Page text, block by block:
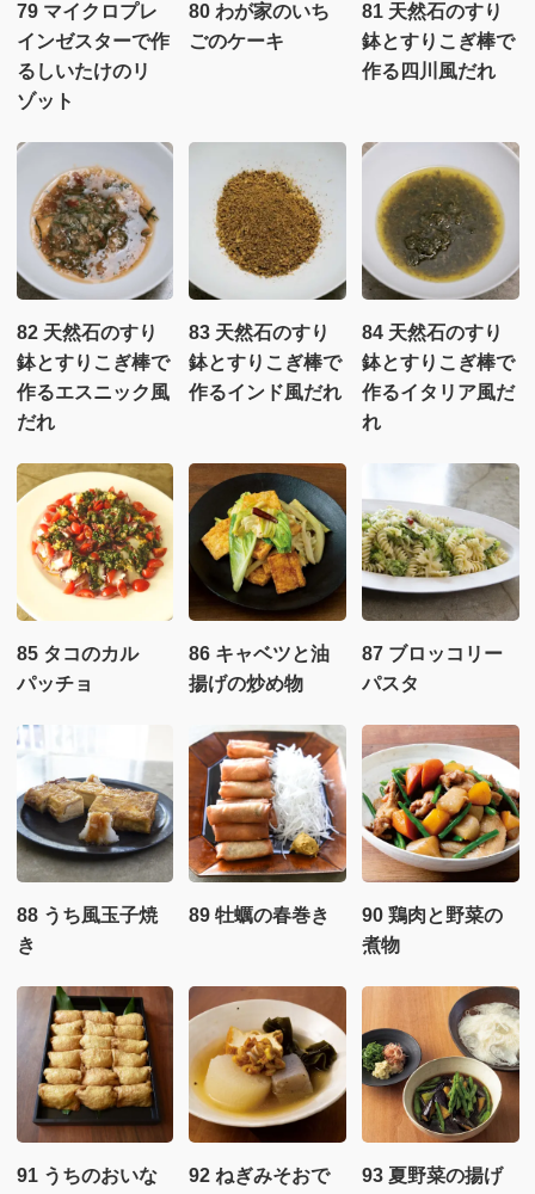
79 マイクロプレ
インゼスターで作
るしいたけのリ
ゾット
80 わが家のいち
ごのケーキ
81 天然石のすり
鉢とすりこぎ棒で
作る四川風だれ
82 天然石のすり
鉢とすりこぎ棒で
作るエスニック風
だれ
83 天然石のすり
鉢とすりこぎ棒で
作るインド風だれ
84 天然石のすり
鉢とすりこぎ棒で
作るイタリア風だ
れ
85 タコのカル
パッチョ
86 キャベツと油
揚げの炒め物
87 ブロッコリー
パスタ
88 うち風玉子焼
き
89 牡蠣の春巻き
90 鶏肉と野菜の
煮物
91 うちのおいな 92 ねぎみそおで 93 夏野菜の揚げ